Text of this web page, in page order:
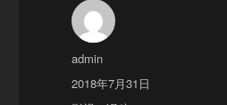
作
者
admin
发
布
2018年7月31日